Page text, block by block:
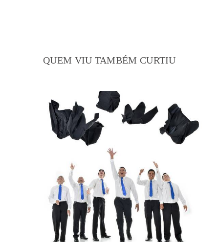
QUEM VIU TAMBÉM CURTIU
2264